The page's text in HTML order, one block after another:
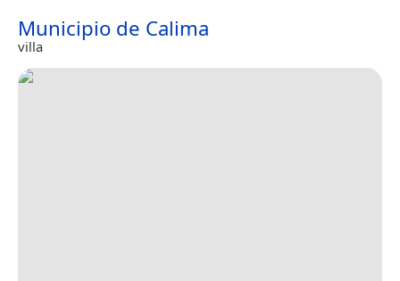
Municipio de Calima
villa